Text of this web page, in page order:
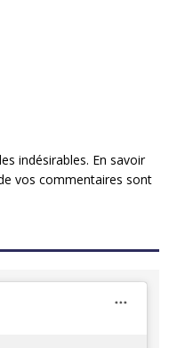
indésirables. En savoir
vos commentaires sont